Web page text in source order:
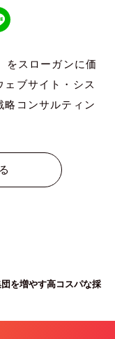
スローガンに価
ブサイト・シス
略コンサルティン
を増やす高コスパな採